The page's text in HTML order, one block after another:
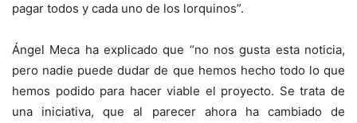
pagar todos y cada uno de los lorquinos”.
Ángel Meca ha explicado que “no nos gusta esta noticia,
pero nadie puede dudar de que hemos hecho todo lo que
hemos podido para hacer viable el proyecto. Se trata de
una iniciativa, que al parecer ahora ha cambiado de